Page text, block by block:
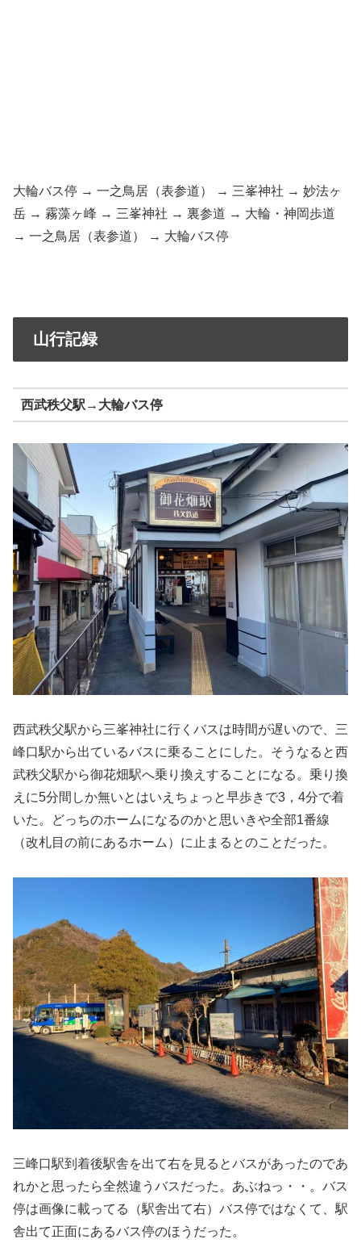
大輪バス停 → 一之鳥居（表参道） → 三峯神社 → 妙法ヶ
岳 → 霧藻ヶ峰 → 三峯神社 → 裏参道 → 大輪・神岡歩道
→ 一之鳥居（表参道） → 大輪バス停
山行記録
西武秩父駅→大輪バス停
西武秩父駅から三峯神社に行くバスは時間が遅いので、三
峰口駅から出ているバスに乗ることにした。そうなると西
武秩父駅から御花畑駅へ乗り換えすることになる。乗り換
えに5分間しか無いとはいえちょっと早歩きで3，4分で着
いた。どっちのホームになるのかと思いきや全部1番線
（改札目の前にあるホーム）に止まるとのことだった。
三峰口駅到着後駅舎を出て右を見るとバスがあったのであ
れかと思ったら全然違うバスだった。あぶねっ・・。バス
停は画像に載ってる（駅舎出て右）バス停ではなくて、駅
舎出て正面にあるバス停のほうだった。